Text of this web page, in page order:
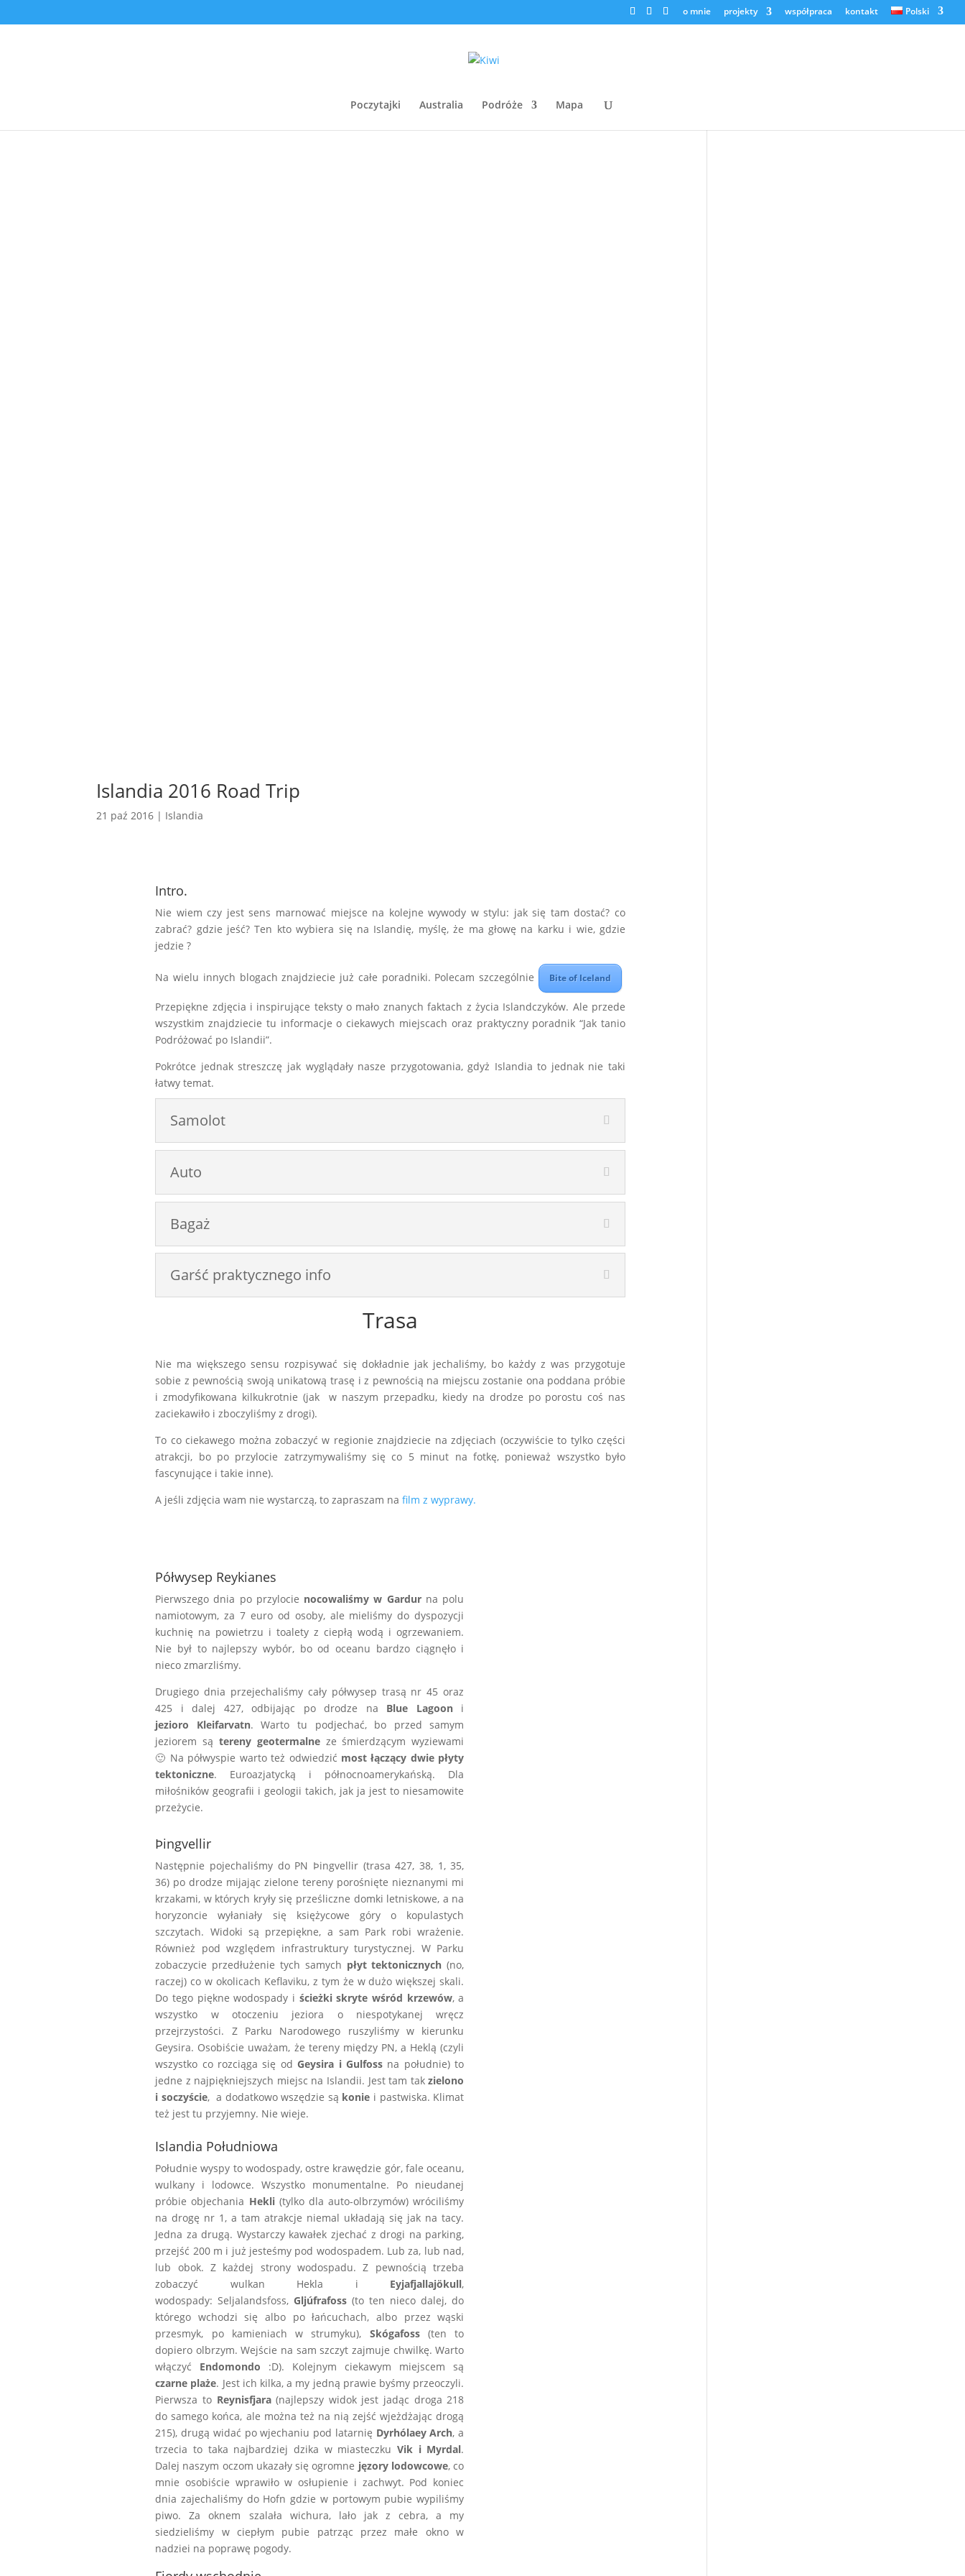
o mnie projekty współpraca kontakt Polski
Poczytajki Australia Podróże Mapa
Islandia 2016 Road Trip
21 paź 2016 | Islandia
Intro.
Nie wiem czy jest sens marnować miejsce na kolejne wywody w stylu: jak się tam dostać? co
zabrać? gdzie jeść? Ten kto wybiera się na Islandię, myślę, że ma głowę na karku i wie, gdzie
jedzie ?
Na wielu innych blogach znajdziecie już całe poradniki. Polecam szczególnie Bite of Iceland
Przepiękne zdjęcia i inspirujące teksty o mało znanych faktach z życia Islandczyków. Ale przede
wszystkim znajdziecie tu informacje o ciekawych miejscach oraz praktyczny poradnik “Jak tanio
Podróżować po Islandii”.
Pokrótce jednak streszczę jak wyglądały nasze przygotowania, gdyż Islandia to jednak nie taki
łatwy temat.
Samolot
Auto
Bagaż
Garść praktycznego info
Trasa
Nie ma większego sensu rozpisywać się dokładnie jak jechaliśmy, bo każdy z was przygotuje
sobie z pewnością swoją unikatową trasę i z pewnością na miejscu zostanie ona poddana próbie
i zmodyfikowana kilkukrotnie (jak w naszym przepadku, kiedy na drodze po porostu coś nas
zaciekawiło i zboczyliśmy z drogi).
To co ciekawego można zobaczyć w regionie znajdziecie na zdjęciach (oczywiście to tylko części
atrakcji, bo po przylocie zatrzymywaliśmy się co 5 minut na fotkę, ponieważ wszystko było
fascynujące i takie inne).
A jeśli zdjęcia wam nie wystarczą, to zapraszam na film z wyprawy.
Półwysep Reykianes
Pierwszego dnia po przylocie nocowaliśmy w Gardurna polu
namiotowym, za 7 euro od osoby, ale mieliśmy do dyspozycji
kuchnię na powietrzu i toalety z ciepłą wodą i ogrzewaniem.
Nie był to najlepszy wybór, bo od oceanu bardzo ciągnęło i
nieco zmarzliśmy.
Drugiego dnia przejechaliśmy cały półwysep trasą nr 45 oraz
425 i dalej 427, odbijając po drodze na Blue Lagooni
jezioro Kleifarvatn. Warto tu podjechać, bo przed samym
jeziorem są tereny geotermalneze śmierdzącym wyziewami
🙂 Na półwyspie warto też odwiedzić most łączący dwie płyty
tektoniczne. Euroazjatycką i północnoamerykańską. Dla
miłośników geografii i geologii takich, jak ja jest to niesamowite
przeżycie.
Þingvellir
Następnie pojechaliśmy do PN Þingvellir (trasa 427, 38, 1, 35,
36) po drodze mijając zielone tereny porośnięte nieznanymi mi
krzakami, w których kryły się prześliczne domki letniskowe, a na
horyzoncie wyłaniały się księżycowe góry o kopulastych
szczytach. Widoki są przepiękne, a sam Park robi wrażenie.
Również pod względem infrastruktury turystycznej. W Parku
zobaczycie przedłużenie tych samych płyt tektonicznych (no,
raczej) co w okolicach Keflaviku, z tym że w dużo większej skali.
Do tego piękne wodospady i ścieżki skryte wśród krzewów, a
wszystko w otoczeniu jeziora o niespotykanej wręcz
przejrzystości. Z Parku Narodowego ruszyliśmy w kierunku
Geysira. Osobiście uważam, że tereny między PN, a Heklą (czyli
wszystko co rozciąga się odGeysira i Gulfoss na południe) to
jedne z najpiękniejszych miejsc na Islandii. Jest tam takzielono
i soczyście, a dodatkowo wszędzie są konie i pastwiska. Klimat
też jest tu przyjemny. Nie wieje.
Islandia Południowa
Południe wyspy to wodospady, ostre krawędzie gór, fale oceanu,
wulkany i lodowce. Wszystko monumentalne. Po nieudanej
próbie objechania Hekli(tylko dla auto-olbrzymów) wróciliśmy
na drogę nr 1, a tam atrakcje niemal układają się jak na tacy.
Jedna za drugą. Wystarczy kawałek zjechać z drogi na parking,
przejść 200 m i już jesteśmy pod wodospadem. Lub za, lub nad,
lub obok. Z każdej strony wodospadu. Z pewnością trzeba
zobaczyć wulkan Hekla i Eyjafjallajökull,
wodospady: Seljalandsfoss,Gljúfrafoss (to ten nieco dalej, do
którego wchodzi się albo po łańcuchach, albo przez wąski
przesmyk, po kamieniach w strumyku), Skógafoss(ten to
dopiero olbrzym. Wejście na sam szczyt zajmuje chwilkę. Warto
włączyć Endomondo :D). Kolejnym ciekawym miejscem są
czarne plaże. Jest ich kilka, a my jedną prawie byśmy przeoczyli.
Pierwsza to Reynisfjara(najlepszy widok jest jadąc droga 218
do samego końca, ale można też na nią zejść wjeżdżając drogą
215), drugą widać po wjechaniu pod latarnię Dyrhólaey Arch, a
trzecia to taka najbardziej dzika w miasteczku Vik i Myrdal.
Dalej naszym oczom ukazały się ogromne jęzory lodowcowe, co
mnie osobiście wprawiło w osłupienie i zachwyt. Pod koniec
dnia zajechaliśmy do Hofn gdzie w portowym pubie wypiliśmy
piwo. Za oknem szalała wichura, lało jak z cebra, a my
siedzieliśmy w ciepłym pubie patrząc przez małe okno w
nadziei na poprawę pogody.